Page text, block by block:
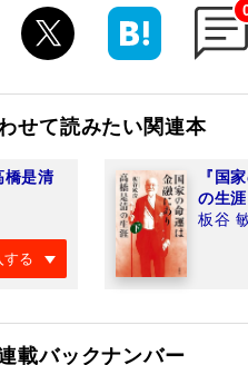
せて読みたい関連本
橋是清
する
『国
の生涯
板谷
載バックナンバー